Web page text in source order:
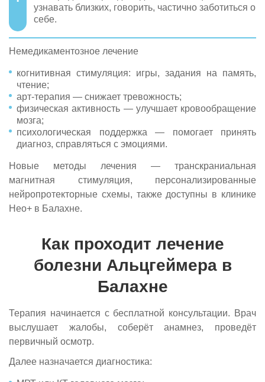
узнавать близких, говорить, частично заботиться о
себе.
Немедикаментозное лечение
когнитивная стимуляция: игры, задания на память,
чтение;
арт-терапия — снижает тревожность;
физическая активность — улучшает кровообращение
мозга;
психологическая поддержка — помогает принять
диагноз, справляться с эмоциями.
Новые методы лечения — транскраниальная
магнитная стимуляция, персонализированные
нейропротекторные схемы, также доступны в клинике
Нео+ в Балахне.
Как проходит лечение
болезни Альцгеймера в
Балахне
Терапия начинается с бесплатной консультации. Врач
выслушает жалобы, соберёт анамнез, проведёт
первичный осмотр.
Далее назначается диагностика: